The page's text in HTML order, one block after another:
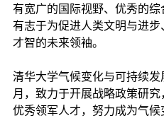
有宽广的国际视野、优秀的综
有志于为促进人类文明与进
才智的未来领袖。
清华大学气候变化与可持续
月，致力于开展战略政策研
优秀领军人才，努力成为气